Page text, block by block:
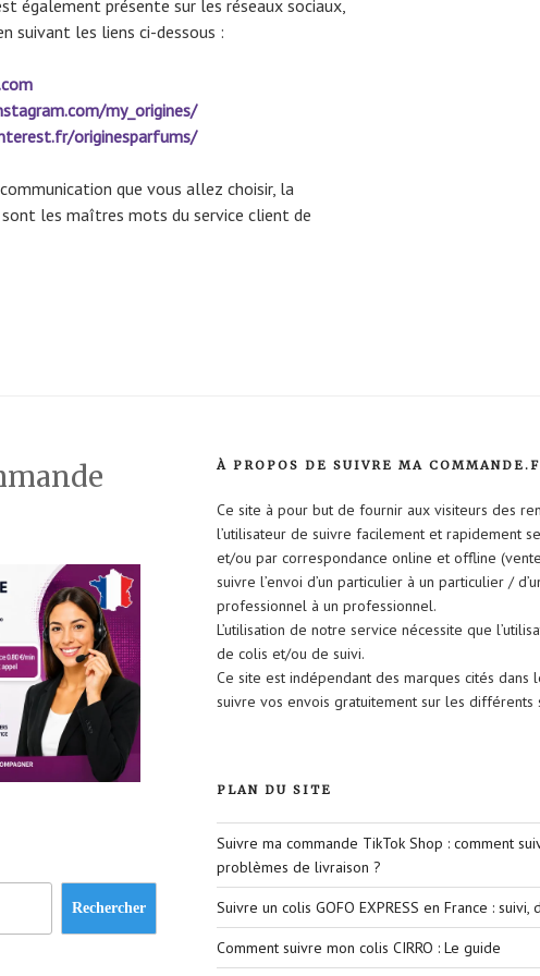
également présente sur les réseaux sociaux,
suivant les liens ci-dessous :
my_origines/
originesparfums/
que vous allez choisir, la
les maîtres mots du service client de
Rechercher
À PROPOS DE SUIVRE MA
Ce site à pour but de fournir aux visiteurs des
l’utilisateur de suivre facilement et rapidement
et/ou par correspondance online et offline
suivre l’envoi d’un particulier à un particulier /
professionnel à un professionnel.
L’utilisation de notre service nécessite que
de colis et/ou de suivi.
Ce site est indépendant des marques cités
suivre vos envois gratuitement sur les différents
PLAN DU SITE
Suivre ma commande TikTok Shop : comment
problèmes de livraison ?
Suivre un colis GOFO EXPRESS en France :
Comment suivre mon colis CIRRO : Le guide